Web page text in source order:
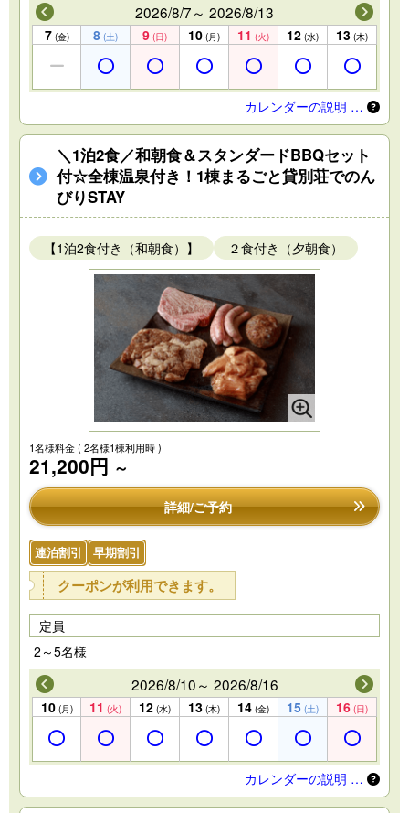
2026/8/7～ 2026/8/13
7 (金) 8 (土) 9 (日) 10 (月) 11 (火) 12 (水) 13 (木)
カレンダーの説明 …
＼1泊2食／和朝食＆スタンダードBBQセット
付☆全棟温泉付き！1棟まるごと貸別荘でのん
びりSTAY
【1泊2食付き（和朝食）】 ２食付き（夕朝食）
1名様料金( 2名様1棟利用時 )
21,200円 ～
詳細/ご予約
連泊割引 早期割引
クーポンが利用できます。
定員
2～5名様
2026/8/10～ 2026/8/16
10 (月) 11 (火) 12 (水) 13 (木) 14 (金) 15 (土) 16 (日)
カレンダーの説明 …